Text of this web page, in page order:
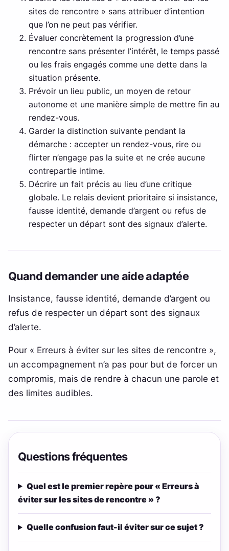
sites de rencontre » sans attribuer d’intention
que l’on ne peut pas vérifier.
Évaluer concrètement la progression d’une
rencontre sans présenter l’intérêt, le temps passé
ou les frais engagés comme une dette dans la
situation présente.
Prévoir un lieu public, un moyen de retour
autonome et une manière simple de mettre fin au
rendez-vous.
Garder la distinction suivante pendant la
démarche : accepter un rendez-vous, rire ou
flirter n’engage pas la suite et ne crée aucune
contrepartie intime.
Décrire un fait précis au lieu d’une critique
globale. Le relais devient prioritaire si insistance,
fausse identité, demande d’argent ou refus de
respecter un départ sont des signaux d’alerte.
Quand demander une aide adaptée
Insistance, fausse identité, demande d’argent ou
refus de respecter un départ sont des signaux
d’alerte.
Pour « Erreurs à éviter sur les sites de rencontre »,
un accompagnement n’a pas pour but de forcer un
compromis, mais de rendre à chacun une parole et
des limites audibles.
Questions fréquentes
Quel est le premier repère pour « Erreurs à
éviter sur les sites de rencontre » ?
Quelle confusion faut-il éviter sur ce sujet ?